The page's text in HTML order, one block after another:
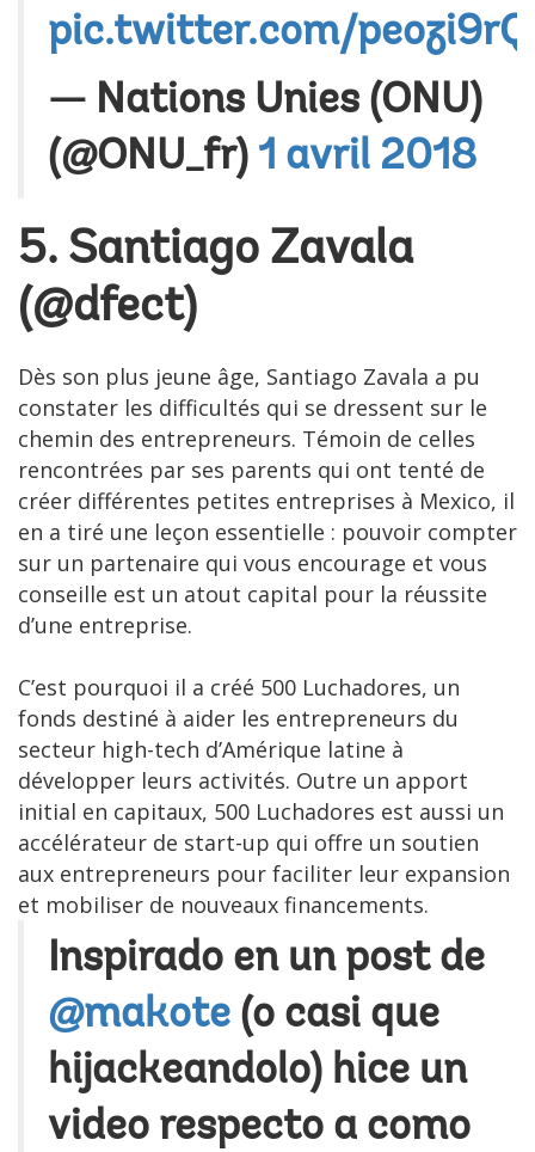
pic.twitter.com/
— Nations Unies (ONU)
(@ONU_fr) 1 avril 2018
5. Santiago Zavala
(@dfect)
Dès son plus jeune âge, Santiago Zavala a pu
constater les difficultés qui se dressent sur le
chemin des entrepreneurs. Témoin de celles
rencontrées par ses parents qui ont tenté de
créer différentes petites entreprises à Mexico, il
en a tiré une leçon essentielle : pouvoir compter
sur un partenaire qui vous encourage et vous
conseille est un atout capital pour la réussite
d’une entreprise.
C’est pourquoi il a créé 500 Luchadores, un
fonds destiné à aider les entrepreneurs du
secteur high-tech d’Amérique latine à
développer leurs activités. Outre un apport
initial en capitaux, 500 Luchadores est aussi un
accélérateur de start-up qui offre un soutien
aux entrepreneurs pour faciliter leur expansion
et mobiliser de nouveaux financements.
Inspirado en un post de
@makote (o casi que
hijackeandolo) hice un
video respecto a como